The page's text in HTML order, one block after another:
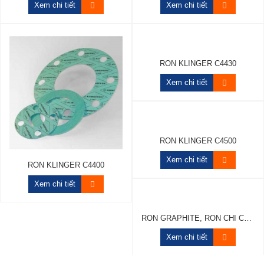
Xem chi tiết Xem chi tiết
RON KLINGER C4400
Xem chi tiết
RON KLINGER C4430
Xem chi tiết
RON KLINGER C4500
Xem chi tiết
RON GRAPHITE, RON CHÌ CHỊU NHIỆT, VÒNG ĐỆM CHÌ
Xem chi tiết